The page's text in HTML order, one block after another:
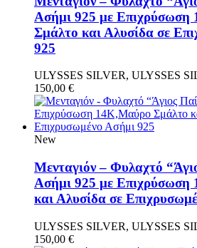
Ασήμι 925 με
Σμάλτο και Αλυσίδα σε
925
ULYSSES SILVER, ULYSSES
150,00 €
New
Μενταγιόν – Φυλαχτό
Ασήμι 925 με
και Αλυσίδα σε
ULYSSES SILVER, ULYSSES
150,00 €